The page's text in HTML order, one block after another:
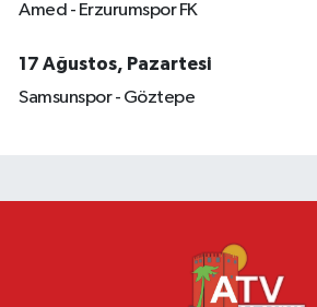
Amed - Erzurumspor FK
17 Ağustos, Pazartesi
Samsunspor - Göztepe